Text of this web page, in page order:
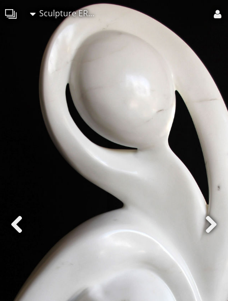
Sculpture ERICKH